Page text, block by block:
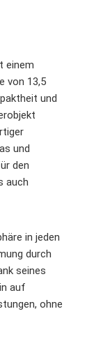
einem
von 13,5
und
und
den
auch
in jeden
durch
seines
auf
ohne